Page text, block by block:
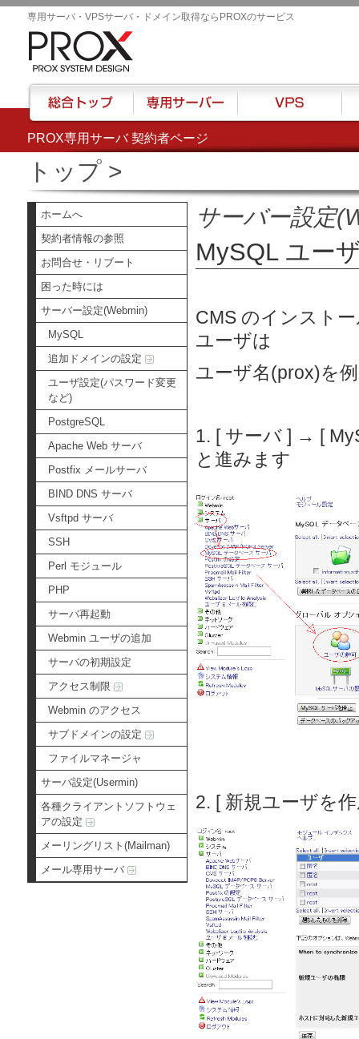
PROX専用サーバ 契約者ページ
専用サーバ・VPSサーバ・ドメイン取得ならPROXのサービス
トップ>
ホームへ
契約者情報の参照
お問合せ・リブート
困った時には
サーバー設定(Webmin)
MySQL
追加ドメインの設定
ユーザ設定(パスワード変更
など)
PostgreSQL
Apache Web サーバ
Postfix メールサーバ
BIND DNS サーバ
Vsftpd サーバ
SSH
Perl モジュール
PHP
サーバ再起動
Webmin ユーザの追加
サーバの初期設定
アクセス制限
Webmin のアクセス
サブドメインの設定
ファイルマネージャ
サーバ設定(Usermin)
各種クライアントソフトウェ
アの設定
メーリングリスト(Mailman)
メール専用サーバ
サーバー設定
MySQL ユー
CMS のインスト
ユーザは
ユーザ名(prox)を
1. [ サーバ ] → [
と進みます
2. [ 新規ユーザを
総合トップ 専用サーバー VPS ハ